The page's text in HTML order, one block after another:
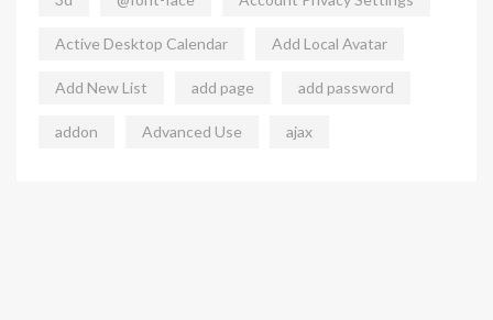
Active Desktop Calendar Add Local Avatar
Add New List add page add password
addon Advanced Use ajax